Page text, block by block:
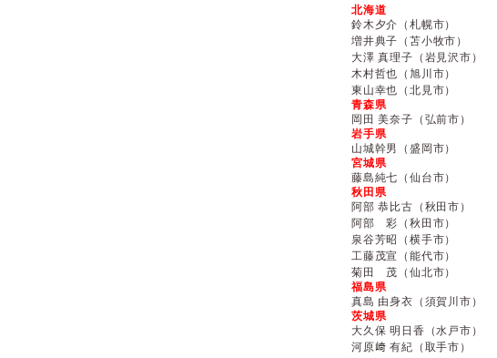
北海道
鈴木夕介（札幌市）
増井典子（苫小牧市）
大澤 真理子（岩見沢市）
木村哲也（旭川市）
東山幸也（北見市）
青森県
岡田 美奈子（弘前市）
岩手県
山城幹男（盛岡市）
宮城県
藤島純七（仙台市）
秋田県
阿部 恭比古（秋田市）
阿部 彩（秋田市）
泉谷芳昭（横手市）
工藤茂宣（能代市）
菊田 茂（仙北市）
福島県
真島 由身衣（須賀川市）
茨城県
大久保 明日香（水戸市）
河原﨑 有紀（取手市）